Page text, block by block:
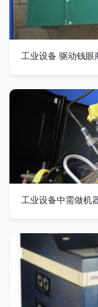
工业设备 驱动钱眼
工业设备中需做机